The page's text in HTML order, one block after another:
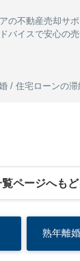
の不動産売却サ
バイスで安心の
/ 住宅ローンの滞
ページへもど